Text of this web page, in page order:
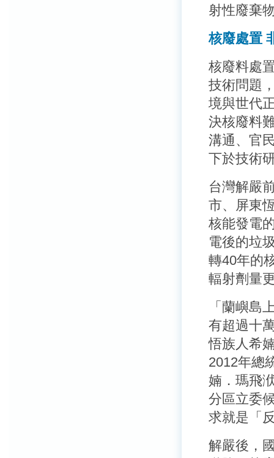
射性廢棄
核廢處置
核廢料處
技術問題
境與世代
決核廢料
溝通、官
下於技術
台灣解嚴
市、屏東
核能發電
電後的垃
轉40年的
輻射劑量
「蘭嶼島
有超過十
悟族人希
2012年總
婻．瑪飛
分區立委
求就是「
解嚴後，